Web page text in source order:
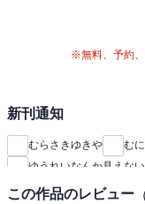
※無料、予約、
新刊通知
むらさきゆきや む
ゆうれいなんか見えない
この作品のレビュー